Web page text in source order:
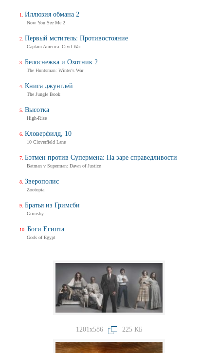
1201x586 225 КБ
Иллюзия обмана 2
Now You See Me 2
Первый мститель: Противостояние
Captain America: Civil War
Белоснежка и Охотник 2
The Huntsman: Winter's War
Книга джунглей
The Jungle Book
Высотка
High-Rise
Кловерфилд, 10
10 Cloverfield Lane
Бэтмен против Супермена: На заре справедливости
Batman v Superman: Dawn of Justice
Зверополис
Zootopia
Братья из Гримсби
Grimsby
Боги Египта
Gods of Egypt